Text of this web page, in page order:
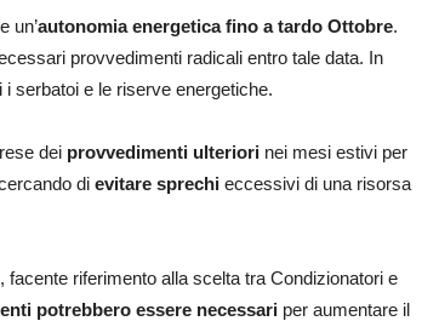
un’autonomia energetica fino a tardo Ottobre.
provvedimenti radicali entro tale data. In
serbatoi e le riserve energetiche.
dei provvedimenti ulteriori nei mesi estivi per
di evitare sprechi eccessivi di una risorsa
riferimento alla scelta tra Condizionatori e
potrebbero essere necessari per aumentare il